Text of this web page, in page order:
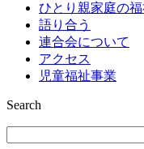
ひとり親家庭の
語り合う
連合会について
アクセス
児童福祉事業
Search